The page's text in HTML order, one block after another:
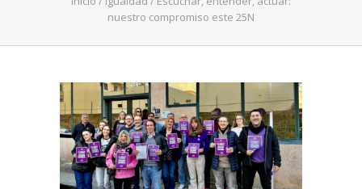
nuestro compromiso este 25N